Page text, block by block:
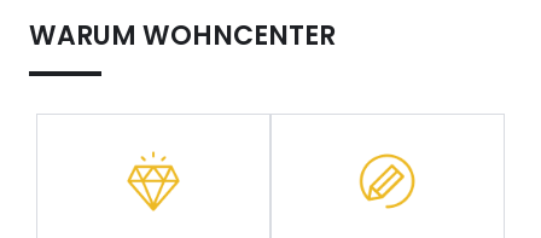
WARUM WOHNCENTER